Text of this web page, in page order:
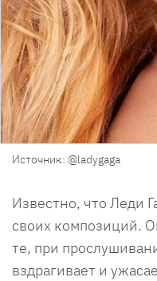
Источник: @ladygaga
Известно, что Леди
своих композиций.
те, при
вздрагивает и